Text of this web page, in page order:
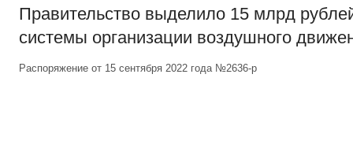
Правительство выделило 15 млрд
системы организации воздушного
Распоряжение от 15 сентября 2022 года №2636-р